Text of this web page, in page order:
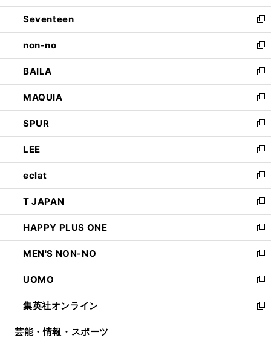
開
く
ウ
で
開
く
ン
ド
ウ
で
開
く
Seventeen
新
し
い
ウ
ィ
ン
ド
ウ
で
開
く
non-no
新
し
い
ウ
ィ
ン
ド
ウ
で
開
く
BAILA
新
し
い
ウ
ィ
ン
ド
ウ
で
開
く
MAQUIA
新
し
い
ウ
ィ
ン
ド
ウ
で
開
く
SPUR
新
し
い
ウ
ィ
ン
ド
ウ
で
開
く
LEE
新
し
い
ウ
ィ
ン
ド
ウ
で
開
く
eclat
新
し
い
ウ
ィ
ン
ド
ウ
で
開
く
T JAPAN
新
し
い
ウ
ィ
ン
ド
ウ
で
開
HAPPY PLUS ONE
新
し
い
ウ
ィ
ン
ド
ウ
MEN'S NON-NO
新
し
い
ウ
ィ
ン
UOMO
新
し
い
ウ
集英社オンライン
新
し
芸能・情報・スポーツ